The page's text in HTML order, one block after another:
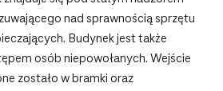
nad sprawnością sprzętu
Budynek jest także
osób niepowołanych. Wejście
zostało w bramki oraz